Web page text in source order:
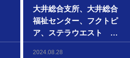
大井総合支所、大井総合
福祉センター、フクトピ
ア、ステラウエスト お
豆富販売のお知らせ♪
2024.08.28